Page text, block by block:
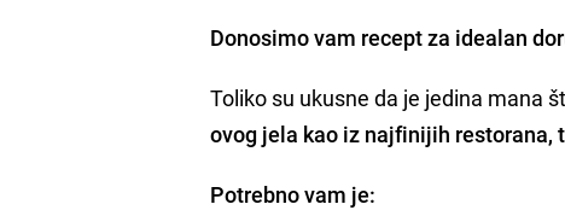
Donosimo vam recept za idealan
Toliko su ukusne da je jedina mana
ovog jela kao iz najfinijih restorana,
Potrebno vam je: